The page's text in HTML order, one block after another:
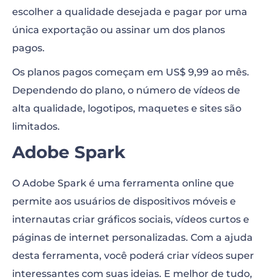
escolher a qualidade desejada e pagar por uma
única exportação ou assinar um dos planos
pagos.
Os planos pagos começam em US$ 9,99 ao mês.
Dependendo do plano, o número de vídeos de
alta qualidade, logotipos, maquetes e sites são
limitados.
Adobe Spark
O Adobe Spark é uma ferramenta online que
permite aos usuários de dispositivos móveis e
internautas criar gráficos sociais, vídeos curtos e
páginas de internet personalizadas. Com a ajuda
desta ferramenta, você poderá criar vídeos super
interessantes com suas ideias. E melhor de tudo,